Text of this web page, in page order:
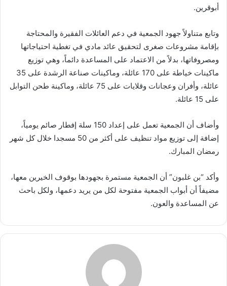
أبوقرين.
وتابع متناولاً جهود الجمعية في دعم العائلات الفقيرة والمحتاجة
بإقامة مشروعات صغرى لتحقيق عائد مادي في تغطية احتياجاتها
ومصروفاتها، بدلاً من الاعتماد على المساعدة دائماً، وهي توزيع
ماكينات خياطة على 170 عائلة، وماكينات صناعة الرشدة على 35
عائلة، وأفران وعجانات وقلايات على 75 عائلة، وماكينة طحن التوابل
على 15 عائلة.
وأضاف أن الجمعية تعمل على إعداد 150 سلة إفطار صائم يومياً،
إضافة إلى توزيع مواد تنظيف على أكثر من 50 مسجدا خلال كل شهر
رمضان المبارك.
وأكد “بن غلبون” أن الجمعية مستمرة بجهودها بوقوف الخيرين معها،
مضيفاً أن أبواب الجمعية مفتوحة لكل من يريد دعمها، ولكل باحث
عن المساعدة والعون.